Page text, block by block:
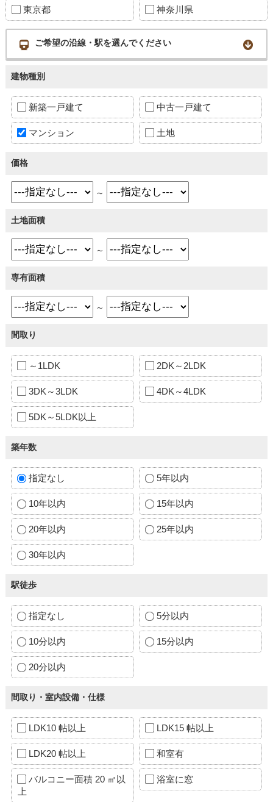
東京都 神奈川県
ご希望の沿線・駅を選んでください
建物種別
新築一戸建て 中古一戸建て
マンション 土地
価格
～
土地面積
～
専有面積
～
間取り
～1LDK 2DK～2LDK
3DK～3LDK 4DK～4LDK
5DK～5LDK以上
築年数
指定なし 5年以内
10年以内 15年以内
20年以内 25年以内
30年以内
駅徒歩
指定なし 5分以内
10分以内 15分以内
20分以内
間取り・室内設備・仕様
LDK10 帖以上 LDK15 帖以上
LDK20 帖以上 和室有
バルコニー面積 20 ㎡以
上
浴室に窓